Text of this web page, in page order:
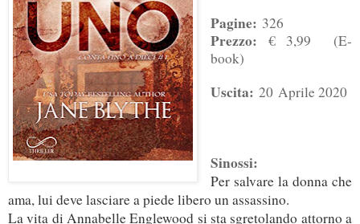
Pagine: 326
Prezzo: € 3,99 (E-
book)
Uscita: 20Aprile 2020
Sinossi:
Per salvare la donna che
ama, lui deve lasciare a piede libero un assassino.
La vita di Annabelle Englewood si sta sgretolando attorno a